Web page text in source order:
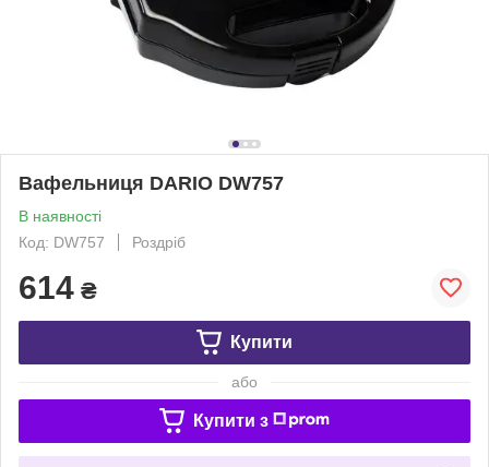
Вафельниця DARIO DW757
В наявності
Код: DW757
Роздріб
614 ₴
Купити
або
Купити з